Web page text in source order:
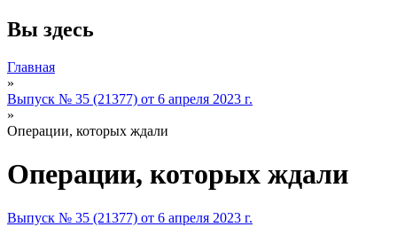
Вы здесь
Главная
»
Выпуск № 35 (21377) от 6 апреля 2023 г.
»
Операции, которых ждали
Операции, которых ждали
Выпуск № 35 (21377) от 6 апреля 2023 г.